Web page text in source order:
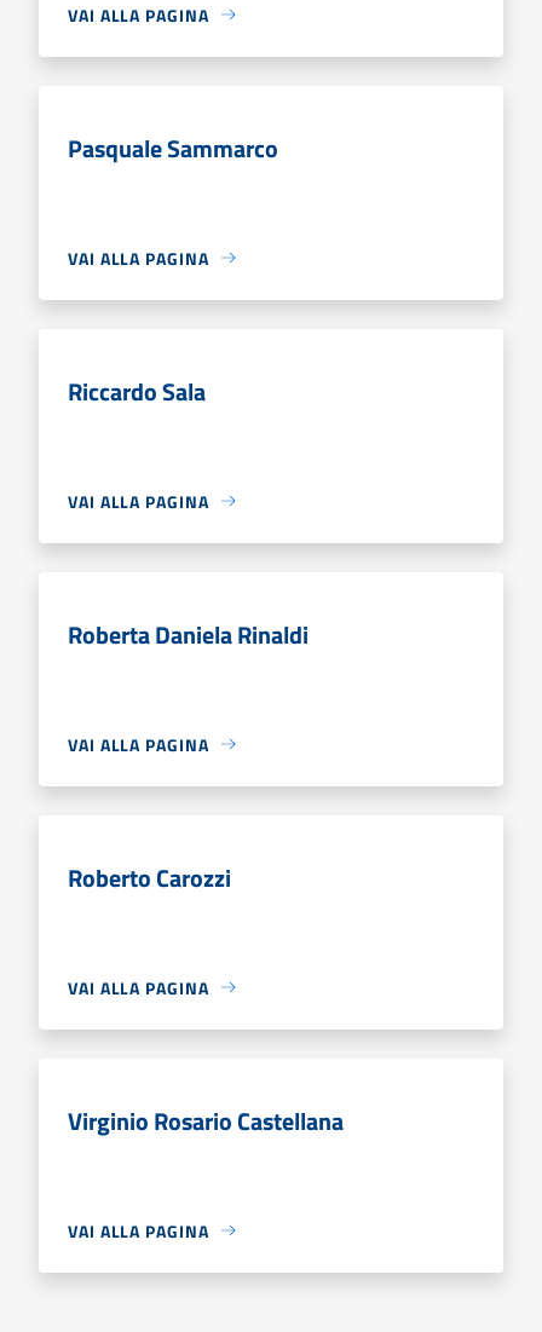
VAI ALLA PAGINA
Pasquale Sammarco
VAI ALLA PAGINA
Riccardo Sala
VAI ALLA PAGINA
Roberta Daniela Rinaldi
VAI ALLA PAGINA
Roberto Carozzi
VAI ALLA PAGINA
Virginio Rosario Castellana
VAI ALLA PAGINA